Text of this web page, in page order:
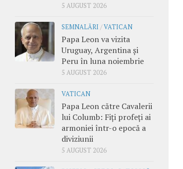
5 AUGUST 2026
SEMNALĂRI /VATICAN
Papa Leon va vizita
Uruguay, Argentina și
Peru în luna noiembrie
5 AUGUST 2026
VATICAN
Papa Leon către Cavalerii
lui Columb: Fiți profeți ai
armoniei într-o epocă a
diviziunii
5 AUGUST 2026